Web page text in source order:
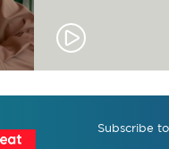
Subscribe